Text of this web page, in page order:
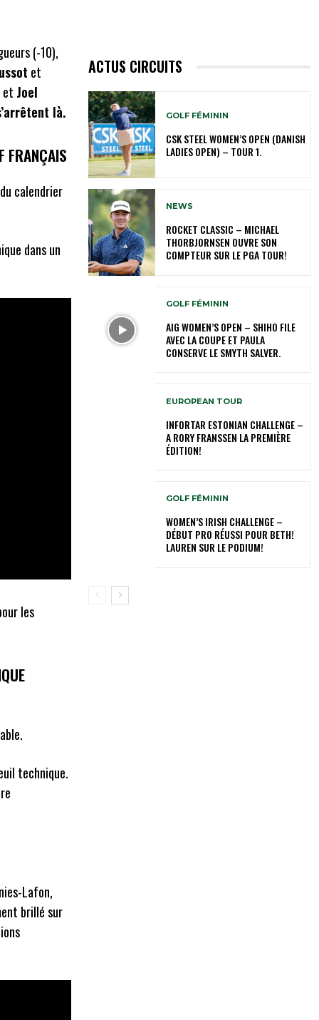
(-10),
et
et Joel
là.
FRANÇAIS
calendrier
dans un
les
technique.
Lafon,
brillé sur
ACTUS CIRCUITS
GOLF FÉMININ
CSK STEEL WOMEN’S OPEN (DANISH
LADIES OPEN) – TOUR 1.
NEWS
ROCKET CLASSIC – MICHAEL
THORBJORNSEN OUVRE SON
COMPTEUR SUR LE PGA TOUR!
GOLF FÉMININ
AIG WOMEN’S OPEN – SHIHO FILE
AVEC LA COUPE ET PAULA
CONSERVE LE SMYTH SALVER.
EUROPEAN TOUR
INFORTAR ESTONIAN CHALLENGE –
A RORY FRANSSEN LA PREMIÈRE
ÉDITION!
GOLF FÉMININ
WOMEN’S IRISH CHALLENGE –
DÉBUT PRO RÉUSSI POUR BETH!
LAUREN SUR LE PODIUM!